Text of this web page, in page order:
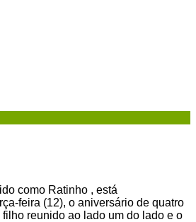
como Ratinho , está
feira (12), o aniversário de quatro
reunido ao lado um do lado e o